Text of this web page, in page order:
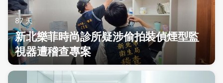
87 天
新北樂菲時尚診所疑涉偷拍裝偵煙型監
視器遭稽查專案